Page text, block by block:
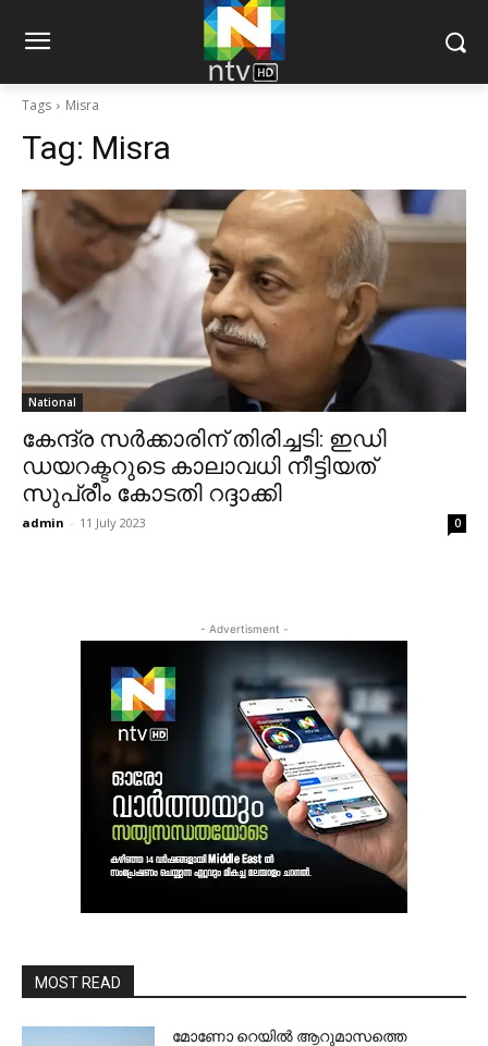
Tags Misra
Tag: Misra
National
കേന്ദ്ര സർക്കാരിന് തിരിച്ചടി: ഇഡി
ഡയറക്ടറുടെ കാലാവധി നീട്ടിയത്
സുപ്രീം കോടതി റദ്ദാക്കി
admin - 11 July 2023 0
- Advertisment -
MOST READ
മോണോ റെയില്‍ ആറുമാസത്തെ